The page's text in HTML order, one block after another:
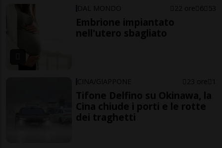
DAL MONDO 22 ore 6 53
Embrione impiantato
nell'utero sbagliato
CINA/GIAPPONE 23 ore 1
Tifone Delfino su Okinawa, la
Cina chiude i porti e le rotte
dei traghetti